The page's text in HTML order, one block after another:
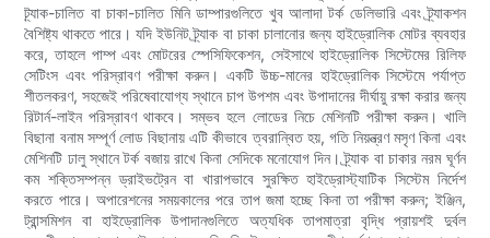
ট্র্যাক-চালিত বা চাকা-চালিত মিনি ডাম্পারগুলিতে খুব আলাদা টর্ক ডেলিভারি এবং ট্র্যাকশন
বৈশিষ্ট্য থাকতে পারে। যদি ইউনিট ট্র্যাক বা চাকা চালানোর জন্য হাইড্রোলিক মোটর ব্যবহার
করে, তাহলে পাম্প এবং মোটরের স্পেসিফিকেশন, সেইসাথে হাইড্রোলিক সিস্টেমের রিলিফ
সেটিংস এবং পরিস্রাবণ পরীক্ষা করুন। একটি উচ্চ-মানের হাইড্রোলিক সিস্টেমে পর্যাপ্ত
শীতলকরণ, সহজেই পরিষেবাযোগ্য স্থানে চাপ উপশম এবং উপাদানের দীর্ঘায়ু রক্ষা করার জন্য
রিটার্ন-লাইন পরিস্রাবণ থাকবে। সম্ভব হলে লোডের নিচে মেশিনটি পরীক্ষা করুন। খালি
বিছানা বনাম সম্পূর্ণ লোড বিছানায় এটি কীভাবে ত্বরান্বিত হয়, গতি নিয়ন্ত্রণ মসৃণ কিনা এবং
মেশিনটি ঢালু স্থানে টর্ক বজায় রাখে কিনা সেদিকে মনোযোগ দিন। ট্র্যাক বা চাকার নরম ঘূর্ণন
কম শক্তিসম্পন্ন ড্রাইভট্রেন বা খারাপভাবে সুরক্ষিত হাইড্রোস্ট্যাটিক সিস্টেম নির্দেশ
করতে পারে। অপারেশনের সময়কালের পরে তাপ জমা হচ্ছে কিনা তা পরীক্ষা করুন; ইঞ্জিন,
ট্রান্সমিশন বা হাইড্রোলিক উপাদানগুলিতে অত্যধিক তাপমাত্রা বৃদ্ধি প্রায়শই দুর্বল